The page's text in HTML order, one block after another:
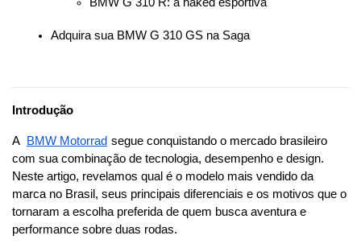
Adquira sua BMW G 310 GS na Saga
Introdução
A BMW Motorrad segue conquistando o mercado brasileiro
com sua combinação de tecnologia, desempenho e design.
Neste artigo, revelamos qual é o modelo mais vendido da
marca no Brasil, seus principais diferenciais e os motivos que o
tornaram a escolha preferida de quem busca aventura e
performance sobre duas rodas.